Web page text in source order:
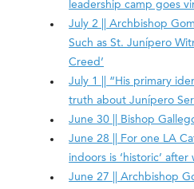
leadership camp goes
July 2 || Archbishop
Such as St. Junípero
Creed’
July 1 || “His primary
truth about Junípero
June 30 || Bishop
June 28 || For one LA
indoors is ‘historic’
June 27 || Archbishop